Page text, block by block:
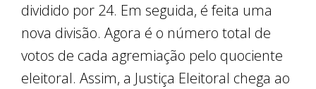
dividido por 24. Em seguida, é feita uma
nova divisão. Agora é o número total de
votos de cada agremiação pelo quociente
eleitoral. Assim, a Justiça Eleitoral chega ao